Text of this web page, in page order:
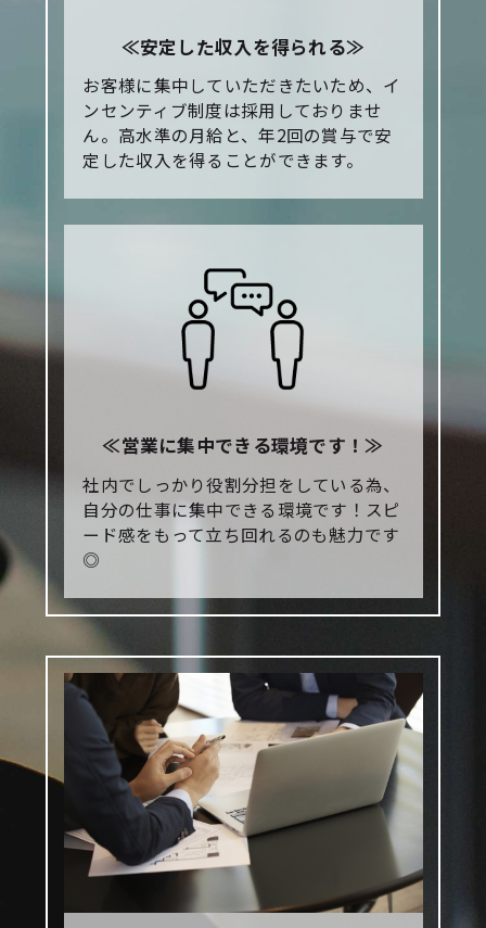
≪安定した収入を得られる≫
お客様に集中していただきたいため、イ
ンセンティブ制度は採用しておりませ
ん。高水準の月給と、年2回の賞与で安
定した収入を得ることができます。
≪営業に集中できる環境です！≫
社内でしっかり役割分担をしている為、
自分の仕事に集中できる環境です！スピ
ード感をもって立ち回れるのも魅力です
◎